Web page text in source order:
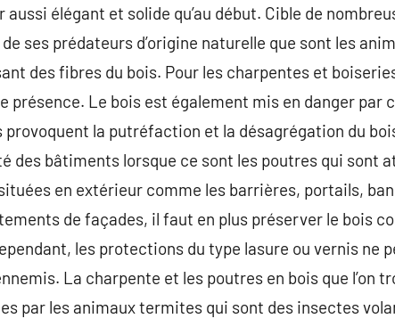
aussi élégant et solide qu’au début. Cible de
ses prédateurs d’origine naturelle que sont les
des fibres du bois. Pour les charpentes et
présence. Le bois est également mis en danger
provoquent la putréfaction et la désagrégation du
des bâtiments lorsque ce sont les poutres qui sont
en extérieur comme les barrières, portails,
de façades, il faut en plus préserver le bois
les protections du type lasure ou vernis ne
La charpente et les poutres en bois que l’on
par les animaux termites qui sont des insectes